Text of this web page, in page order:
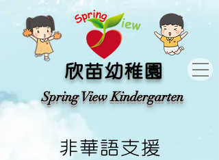
​Spring View Kindergarten​
​欣苗幼稚園
非華語支援